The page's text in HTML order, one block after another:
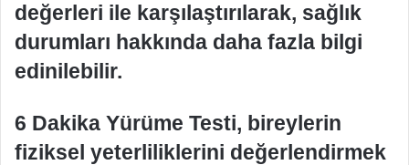
değerleri ile karşılaştırılarak, sağlık
durumları hakkında daha fazla bilgi
edinilebilir.
6 Dakika Yürüme Testi, bireylerin
fiziksel yeterliliklerini değerlendirmek